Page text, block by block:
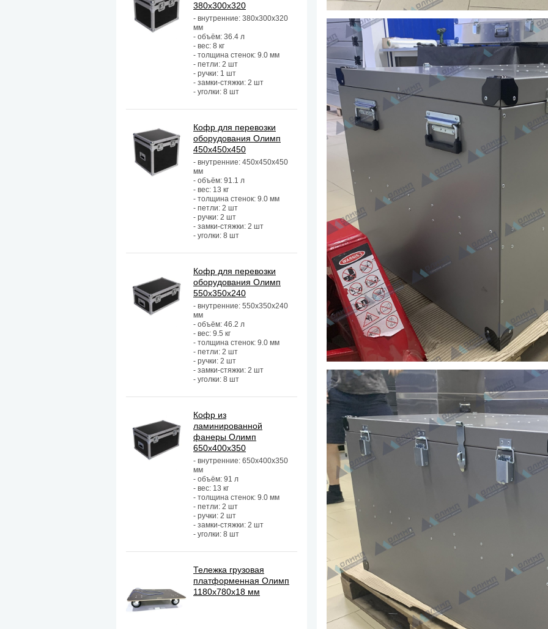
380х300х320
- внутренние: 380х300х320
мм
- объём: 36.4 л
- вес: 8 кг
- толщина стенок: 9.0 мм
- петли: 2 шт
- ручки: 1 шт
- замки-стяжки: 2 шт
- уголки: 8 шт
Кофр для перевозки
оборудования Олимп
450х450х450
- внутренние: 450х450х450
мм
- объём: 91.1 л
- вес: 13 кг
- толщина стенок: 9.0 мм
- петли: 2 шт
- ручки: 2 шт
- замки-стяжки: 2 шт
- уголки: 8 шт
Кофр для перевозки
оборудования Олимп
550х350х240
- внутренние: 550х350х240
мм
- объём: 46.2 л
- вес: 9.5 кг
- толщина стенок: 9.0 мм
- петли: 2 шт
- ручки: 2 шт
- замки-стяжки: 2 шт
- уголки: 8 шт
Кофр из
ламинированной
фанеры Олимп
650х400х350
- внутренние: 650х400х350
мм
- объём: 91 л
- вес: 13 кг
- толщина стенок: 9.0 мм
- петли: 2 шт
- ручки: 2 шт
- замки-стяжки: 2 шт
- уголки: 8 шт
Тележка грузовая
платформенная Олимп
1180х780х18 мм